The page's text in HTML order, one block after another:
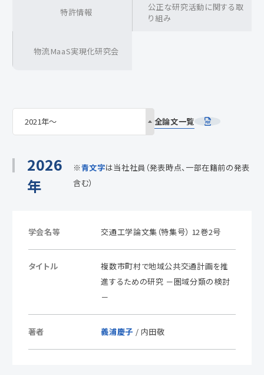
特許情報
公正な研究活動に関する取
り組み
物流MaaS実現化研究会
全論文一覧
2026
年
※青文字は当社社員（発表時点、一部在籍前の発表
含む）
学会名等 交通工学論文集（特集号） 12巻2号
タイトル
複数市町村で地域公共交通計画を推
進するための研究 －圏域分類の検討
－
著者 義浦慶子 / 内田敬